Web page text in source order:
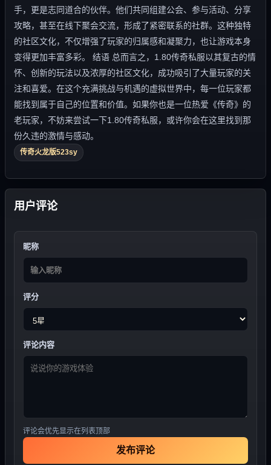
手，更是志同道合的伙伴。他们共同组建公会、参与活动、分享
攻略，甚至在线下聚会交流，形成了紧密联系的社群。这种独特
的社区文化，不仅增强了玩家的归属感和凝聚力，也让游戏本身
变得更加丰富多彩。 结语 总而言之，1.80传奇私服以其复古的情
怀、创新的玩法以及浓厚的社区文化，成功吸引了大量玩家的关
注和喜爱。在这个充满挑战与机遇的虚拟世界中，每一位玩家都
能找到属于自己的位置和价值。如果你也是一位热爱《传奇》的
老玩家，不妨来尝试一下1.80传奇私服，或许你会在这里找到那
份久违的激情与感动。
传奇火龙版523sy
用户评论
昵称
评分
评论内容
评论会优先显示在列表顶部
发布评论